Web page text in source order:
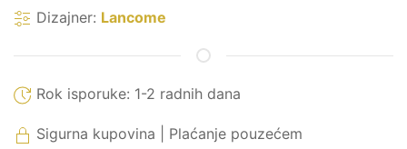
Dizajner: Lancome
Rok isporuke: 1-2 radnih dana
Sigurna kupovina | Plaćanje pouzećem